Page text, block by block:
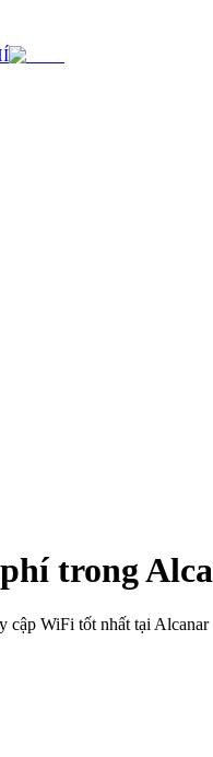
trong
cập WiFi tốt nhất tại Alcanar